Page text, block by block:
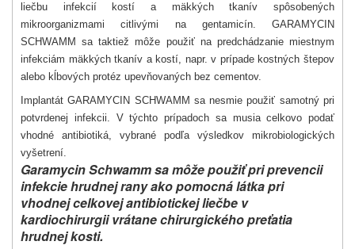
liečbu infekcií kostí a mäkkých tkanív spôsobených
mikroorganizmami citlivými na gentamicín. GARAMYCIN
SCHWAMM sa taktiež môže použiť na predchádzanie miestnym
infekciám mäkkých tkanív a kostí, napr. v prípade kostných štepov
alebo kĺbových protéz upevňovaných bez cementov.
Implantát GARAMYCIN SCHWAMM sa nesmie použiť samotný pri
potvrdenej infekcii. V týchto prípadoch sa musia celkovo podať
vhodné antibiotiká, vybrané podľa výsledkov mikrobiologických
vyšetrení.
Garamycin Schwamm sa môže použiť pri prevencii
infekcie hrudnej rany ako pomocná látka pri
vhodnej celkovej antibiotickej liečbe v
kardiochirurgii vrátane chirurgického preťatia
hrudnej kosti.